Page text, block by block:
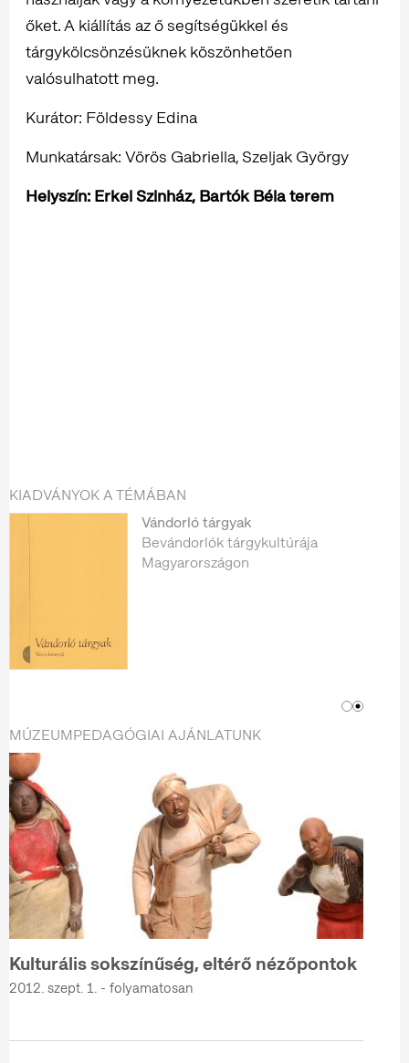
őket. A kiállítás az ő segítségükkel és
tárgykölcsönzésüknek köszönhetően
valósulhatott meg.
Kurátor: Földessy Edina
Munkatársak: Vörös Gabriella, Szeljak György
Helyszín: Erkel Szinház, Bartók Béla terem
KIADVÁNYOK A TÉMÁBAN
Vándorló tárgyak
Bevándorlók tárgykultúrája
Magyarországon
MÚZEUMPEDAGÓGIAI AJÁNLATUNK
Kulturális sokszínűség, eltérő nézőpontok
2012. szept. 1. - folyamatosan